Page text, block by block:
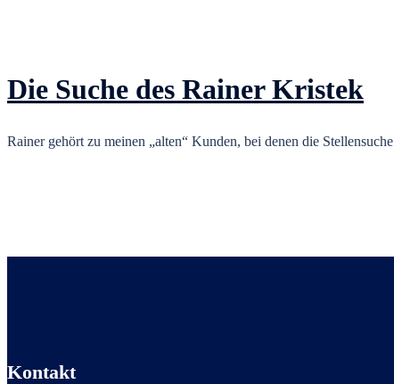
Die Suche des Rainer Kristek
Rainer gehört zu meinen „alten“ Kunden, bei denen die
Kontakt